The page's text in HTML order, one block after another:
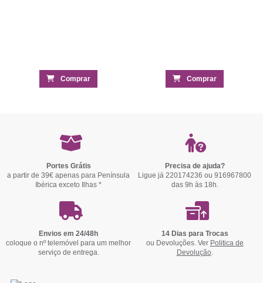
Comprar Comprar
Portes Grátis
a partir de 39€ apenas para Península
Ibérica exceto Ilhas *
Precisa de ajuda?
Ligue já 220174236 ou 916967800
das 9h às 18h.
Envios em 24/48h
coloque o nº telemóvel para um melhor
serviço de entrega.
14 Dias para Trocas
ou Devoluções. Ver Politica de
Devolução